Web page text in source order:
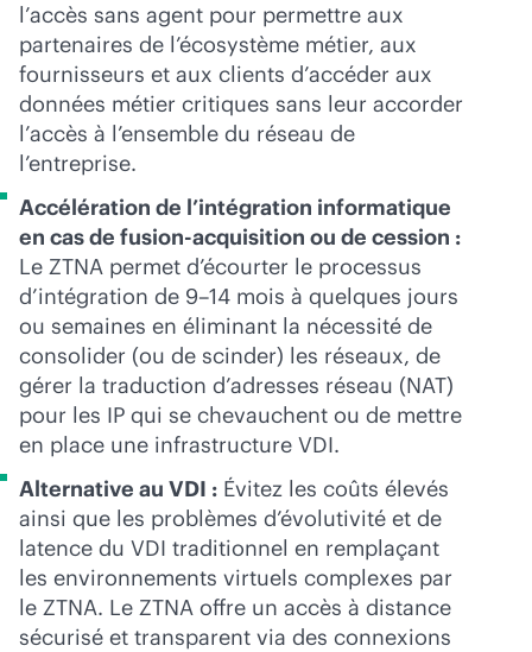
l’accès sans agent pour permettre aux
partenaires de l’écosystème métier, aux
fournisseurs et aux clients d’accéder aux
données métier critiques sans leur accorder
l’accès à l’ensemble du réseau de
l’entreprise.
Accélération de l’intégration informatique
en cas de fusion-acquisition ou de cession :
Le ZTNA permet d’écourter le processus
d’intégration de 9–14 mois à quelques jours
ou semaines en éliminant la nécessité de
consolider (ou de scinder) les réseaux, de
gérer la traduction d’adresses réseau (NAT)
pour les IP qui se chevauchent ou de mettre
en place une infrastructure VDI.
Alternative au VDI : Évitez les coûts élevés
ainsi que les problèmes d’évolutivité et de
latence du VDI traditionnel en remplaçant
les environnements virtuels complexes par
le ZTNA. Le ZTNA offre un accès à distance
sécurisé et transparent via des connexions